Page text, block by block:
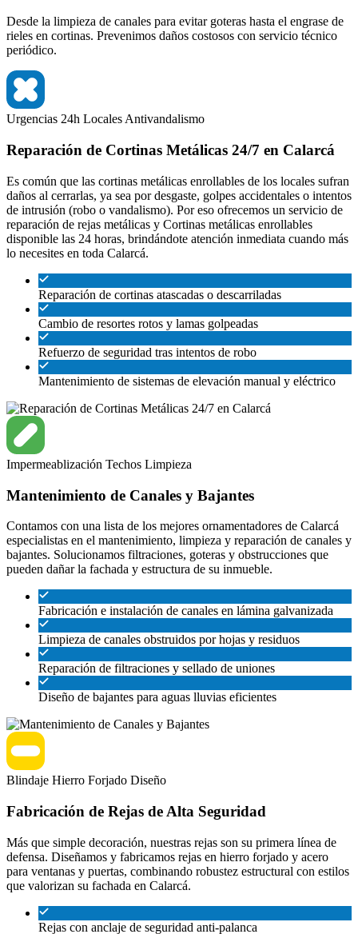
Desde la limpieza de canales para evitar goteras hasta el engrase de
rieles en cortinas. Prevenimos daños costosos con servicio técnico
periódico.
Urgencias 24h LocalesAntivandalismo
Reparación de Cortinas Metálicas 24/7 en Calarcá
Es común que las cortinas metálicas enrollables de los locales sufran
daños al cerrarlas, ya sea por desgaste, golpes accidentales o intentos
de intrusión (robo o vandalismo). Por eso ofrecemos un servicio de
reparación de rejas metálicas y Cortinas metálicas enrollables
disponible las 24 horas, brindándote atención inmediata cuando más
lo necesites en toda Calarcá.
Reparación de cortinas atascadas o descarriladas
Cambio de resortes rotos y lamas golpeadas
Refuerzo de seguridad tras intentos de robo
Mantenimiento de sistemas de elevación manual y eléctrico
Impermeablización Techos Limpieza
Mantenimiento de Canales y Bajantes
Contamos con una lista de los mejores ornamentadores de Calarcá
especialistas en el mantenimiento, limpieza y reparación de canales y
bajantes. Solucionamos filtraciones, goteras y obstrucciones que
pueden dañar la fachada y estructura de su inmueble.
Fabricación e instalación de canales en lámina galvanizada
Limpieza de canales obstruidos por hojas y residuos
Reparación de filtraciones y sellado de uniones
Diseño de bajantes para aguas lluvias eficientes
Blindaje Hierro Forjado Diseño
Fabricación de Rejas de Alta Seguridad
Más que simple decoración, nuestras rejas son su primera línea de
defensa. Diseñamos y fabricamos rejas en hierro forjado y acero
para ventanas y puertas, combinando robustez estructural con estilos
que valorizan su fachada en Calarcá.
Rejas con anclaje de seguridad anti-palanca